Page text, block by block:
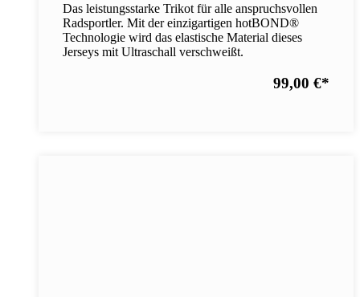
Das leistungsstarke Trikot für alle anspruchsvollen
Radsportler. Mit der einzigartigen hotBOND®
Technologie wird das elastische Material dieses
Jerseys mit Ultraschall verschweißt.
99,00 €*